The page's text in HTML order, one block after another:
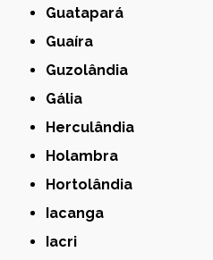
Guatapará
Guaíra
Guzolândia
Gália
Herculândia
Holambra
Hortolândia
Iacanga
Iacri